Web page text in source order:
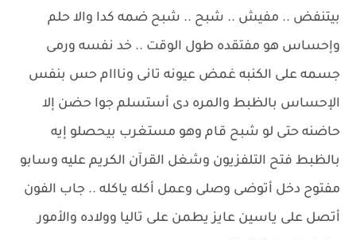
بيتنفض .. مفيش .. شبح .. شبح ضمه كدا والا حلم
وإحساس هو مفتقده طول الوقت .. خد نفسه ورمى
جسمه على الكنبه غمض عيونه تانى ونااام حس بنفس
الإحساس بالظبط والمره دى أستسلم جوا حضن إلا
حاضنه حتى لو شبح قام وهو مستغرب بيحصلو إيه
بالظبط فتح التلفزيون وشغل القرآن الكريم عليه وسابو
مفتوح دخل أتوضى وصلى وعمل أكله ياكله .. جاب الفون
أتصل على ياسين عايز يطمن على تاليا وولاده والأمور